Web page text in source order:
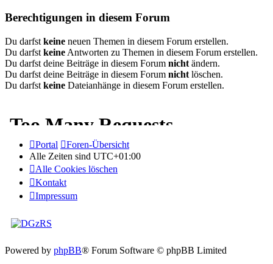
Berechtigungen in diesem Forum
Du darfst keine neuen Themen in diesem Forum erstellen.
Du darfst keine Antworten zu Themen in diesem Forum erstellen.
Du darfst deine Beiträge in diesem Forum nicht ändern.
Du darfst deine Beiträge in diesem Forum nicht löschen.
Du darfst keine Dateianhänge in diesem Forum erstellen.
Portal
Foren-Übersicht
Alle Zeiten sind UTC+01:00
Alle Cookies löschen
Kontakt
Impressum
Powered by phpBB® Forum Software © phpBB Limited